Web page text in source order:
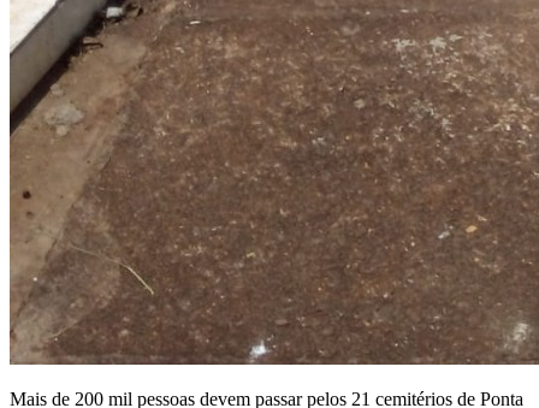
Mais de 200 mil pessoas devem passar pelos 21 cemitérios de Ponta